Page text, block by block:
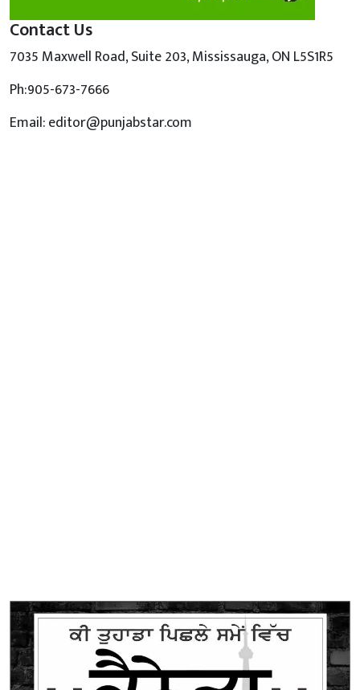
Contact Us
7035 Maxwell Road, Suite 203, Mississauga, ON L5S1R5
Ph:905-673-7666
Email: editor@punjabstar.com